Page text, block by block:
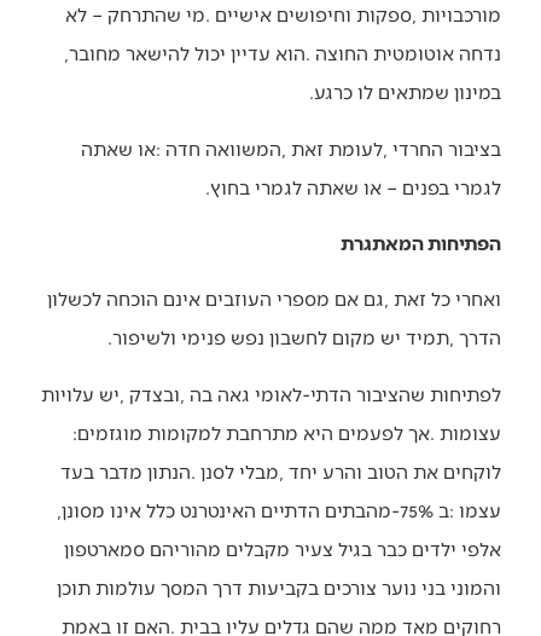
‬נדחה‭ ‬אוטומטית‭ ‬החוצה‭. ‬הוא‭ ‬עדיין‭ ‬יכול‭ ‬להישאר‭ ‬מחובר‭,
‬במינון‭ ‬שמתאים‭ ‬לו‭ ‬כרגע‭.‬
‬לגמרי‭ ‬בפנים‭ – ‬או‭ ‬שאתה‭ ‬לגמרי‭ ‬בחוץ‭. ‬
הפתיחות המאתגרת
ואחרי‭ ‬כל‭ ‬זאת‭, ‬גם‭ ‬אם‭ ‬מספרי‭ ‬העוזבים‭ ‬אינם‭ ‬הוכחה‭ ‬לכשלון‭
‬הדרך‭, ‬תמיד‭ ‬יש‭ ‬מקום‭ ‬לחשבון‭ ‬נפש‭ ‬פנימי‭ ‬ולשיפור‭.‬
‬עצומות‭. ‬אך‭ ‬לפעמים‭ ‬היא‭ ‬מתרחבת‭ ‬למקומות‭ ‬מוגזמים‭:
‬לוקחים‭ ‬את‭ ‬הטוב‭ ‬והרע‭ ‬יחד‭, ‬מבלי‭ ‬לסנן‭. ‬הנתון‭ ‬מדבר‭ ‬בעד‭
‬עצמו‭: ‬ב‭-‬75%‭ ‬מהבתים‭ ‬הדתיים‭ ‬האינטרנט‭ ‬כלל‭ ‬אינו‭ ‬מסונן‭,
‬אלפי‭ ‬ילדים‭ ‬כבר‭ ‬בגיל‭ ‬צעיר‭ ‬מקבלים‭ ‬מהוריהם‭ ‬סמארטפון‭
‬והמוני‭ ‬בני‭ ‬נוער‭ ‬צורכים‭ ‬בקביעות‭ ‬דרך‭ ‬המסך‭ ‬עולמות‭ ‬תוכן‭